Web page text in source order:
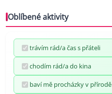
Oblíbené aktivity
trávím rád/a čas s přáteli
chodím rád/a do kina
baví mě procházky v přírodě